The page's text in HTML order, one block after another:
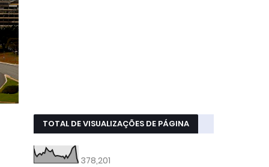
TOTAL DE VISUALIZAÇÕES DE PÁGINA
378,201